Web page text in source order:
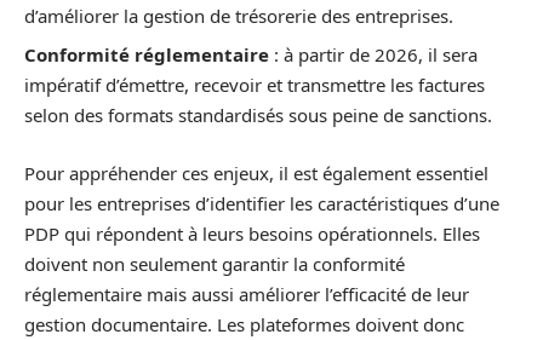
d’améliorer la gestion de trésorerie des entreprises.
Conformité réglementaire : à partir de 2026, il sera
impératif d’émettre, recevoir et transmettre les factures
selon des formats standardisés sous peine de sanctions.
Pour appréhender ces enjeux, il est également essentiel
pour les entreprises d’identifier les caractéristiques d’une
PDP qui répondent à leurs besoins opérationnels. Elles
doivent non seulement garantir la conformité
réglementaire mais aussi améliorer l’efficacité de leur
gestion documentaire. Les plateformes doivent donc